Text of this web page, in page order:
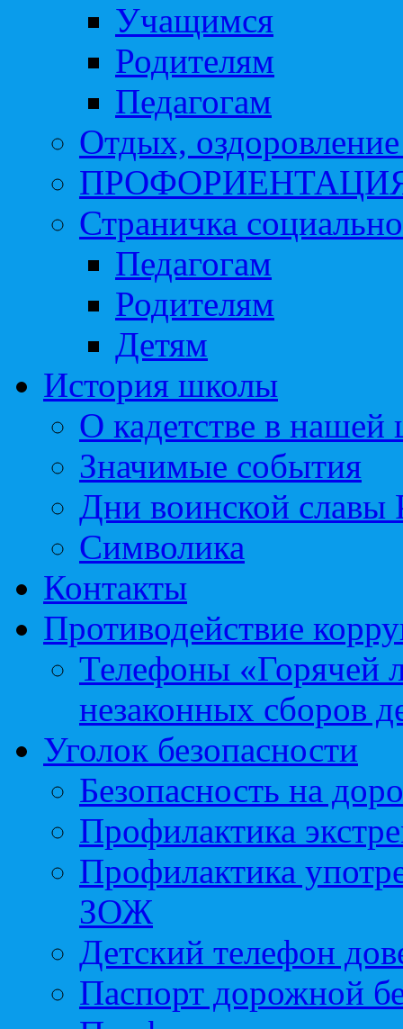
Учащимся
Родителям
Педагогам
Отдых, оздоровление
Страничка
Педагогам
Родителям
Детям
История школы
О кадетстве в нашей
Значимые события
Дни воинской славы
Символика
Контакты
Противодействие
Телефоны «Горячей
незаконных сборов
Уголок безопасности
Безопасность на
Профилактика
Профилактика
ЗОЖ
Детский телефон
Паспорт дорожной